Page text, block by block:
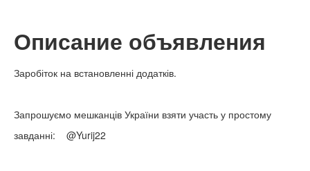
Описание объявления
Заробіток на встановленні додатків.
Запрошуємо мешканців України взяти участь у простому
завданні: @Yurij22